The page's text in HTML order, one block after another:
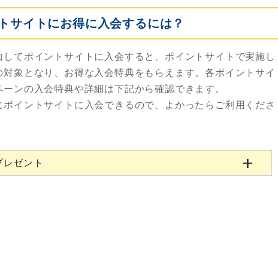
サイトにお得に入会するには？
てポイントサイトに入会すると、ポイントサイトで実施し
象となり、お得な入会特典をもらえます。各ポイントサイ
ンの入会特典や詳細は下記から確認できます。
イントサイトに入会できるので、よかったらご利用くださ
ゼント